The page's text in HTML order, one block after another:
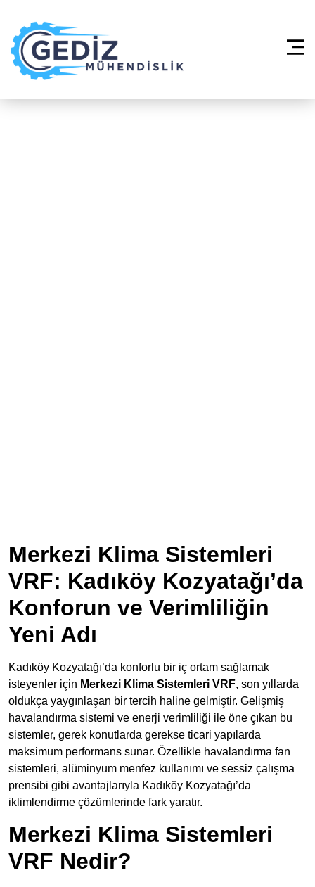
Merkezi Klima Sistemleri
VRF: Kadıköy Kozyatağı’da
Konforun ve Verimliliğin
Yeni Adı
Kadıköy Kozyatağı’da konforlu bir iç ortam sağlamak
isteyenler için Merkezi Klima Sistemleri VRF, son yıllarda
oldukça yaygınlaşan bir tercih haline gelmiştir. Gelişmiş
havalandırma sistemi ve enerji verimliliği ile öne çıkan bu
sistemler, gerek konutlarda gerekse ticari yapılarda
maksimum performans sunar. Özellikle havalandırma fan
sistemleri, alüminyum menfez kullanımı ve sessiz çalışma
prensibi gibi avantajlarıyla Kadıköy Kozyatağı’da
iklimlendirme çözümlerinde fark yaratır.
Merkezi Klima Sistemleri
VRF Nedir?